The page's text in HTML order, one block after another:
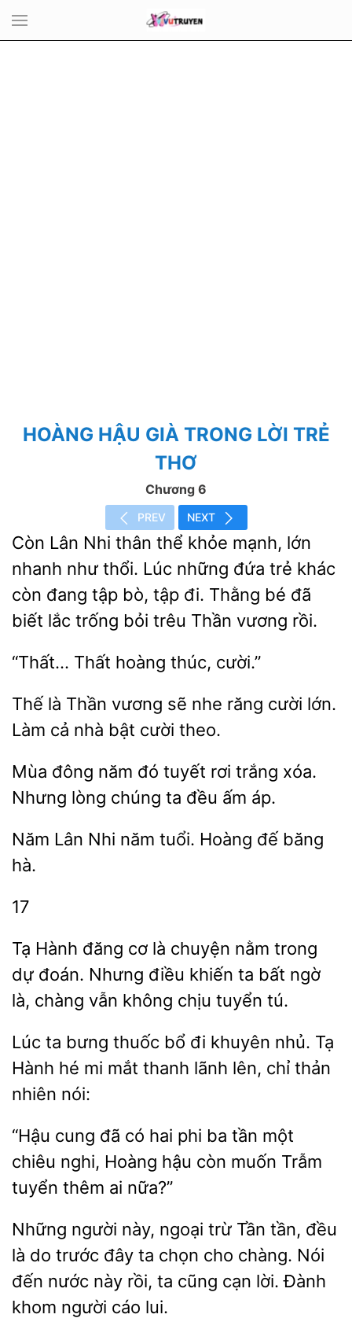
HOÀNG HẬU GIÀ TRONG LỜI TRẺ
THƠ
Chương 6
PREV NEXT
Còn Lân Nhi thân thể khỏe mạnh, lớn
nhanh
thổi. Lúc
đứa trẻ khác
còn đang tập
tập đi. Thằng bé đã
biết lắc trống bỏi trêu Thần vương rồi.
“Thất… Thất
Thế vương sẽ
răng cười lớn.
Làm cả nhà bật cười theo.
đông năm đó tuyết rơi
xóa.
lòng chúng ta đều ấm áp.
Năm Lân tuổi. Hoàng
băng
hà.
17
Tạ Hành đăng cơ là
trong
đoán. Nhưng điều khiến ta bất ngờ
là, chàng vẫn không chịu tuyển tú.
Lúc ta bưng thuốc
đi khuyên nhủ. Tạ
Hành hé
mắt
lãnh lên, chỉ thản
nhiên nói:
“Hậu cung đã có hai phi ba
chiêu nghi, Hoàng hậu còn muốn Trẫm
tuyển thêm
nữa?”
Những người này, ngoại trừ Tần tần, đều
là do trước đây
cho chàng. Nói
đến nước này
ta cũng cạn lời. Đành
khom người cáo lui.